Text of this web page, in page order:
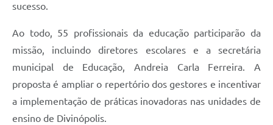
sucesso.
Ao todo, 55 profissionais da educação participarão da
missão, incluindo diretores escolares e a secretária
municipal de Educação, Andreia Carla Ferreira. A
proposta é ampliar o repertório dos gestores e incentivar
a implementação de práticas inovadoras nas unidades de
ensino de Divinópolis.